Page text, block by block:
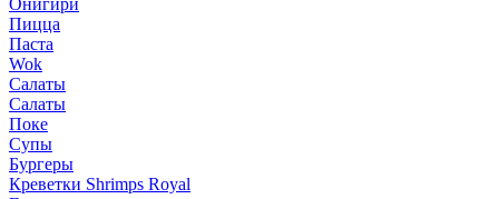
Онигири
Пицца
Паста
Wok
Салаты
Салаты
Поке
Супы
Бургеры
Креветки Shrimps Royal